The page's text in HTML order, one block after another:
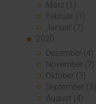
März (1)
Februar (1)
Januar (7)
2020
Dezember (4)
November (7)
Oktober (3)
September (3)
August (4)